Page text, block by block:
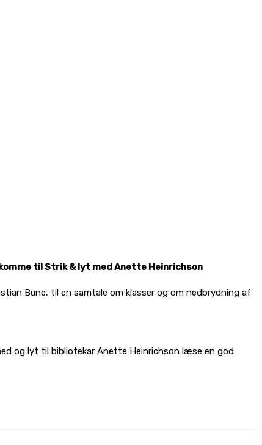
til Strik & lyt med Anette Heinrichson
Bune, til en samtale om klasser og om nedbrydning af
og lyt til bibliotekar Anette Heinrichson læse en god